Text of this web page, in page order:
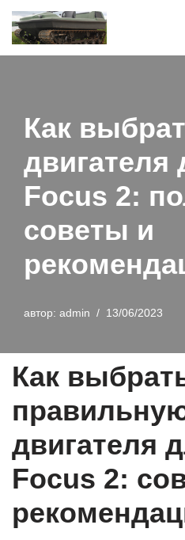
Перейти
Как
двигателя
Focus 2:
советы и
автор: admin 13/06/2023
Как
двигателя
Focus 2: